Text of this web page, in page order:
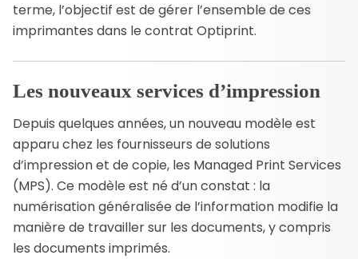
terme, l’objectif est de gérer l’ensemble de ces
imprimantes dans le contrat Optiprint.
Les nouveaux services d’impression
Depuis quelques années, un nouveau modèle est
apparu chez les fournisseurs de solutions
d’impression et de copie, les Managed Print Services
(MPS). Ce modèle est né d’un constat : la
numérisation généralisée de l’information modifie la
manière de travailler sur les documents, y compris
les documents imprimés.